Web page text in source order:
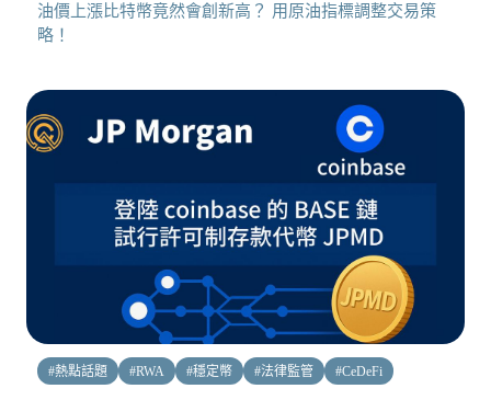
油價上漲比特幣竟然會創新高？ 用原油指標調整交易策
略！
#熱點話題 #RWA #穩定幣 #法律監管 #CeDeFi